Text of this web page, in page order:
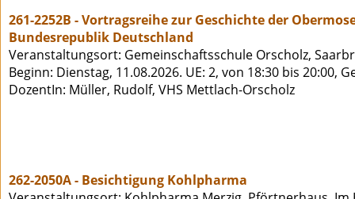
261-2252B - Vortragsreihe zur Geschichte der
Bundesrepublik Deutschland
Veranstaltungsort: Gemeinschaftsschule Orscholz,
Beginn: Dienstag, 11.08.2026. UE: 2, von 18:30 bis 20:00,
DozentIn: Müller, Rudolf, VHS Mettlach-Orscholz
262-2050A - Besichtigung Kohlpharma